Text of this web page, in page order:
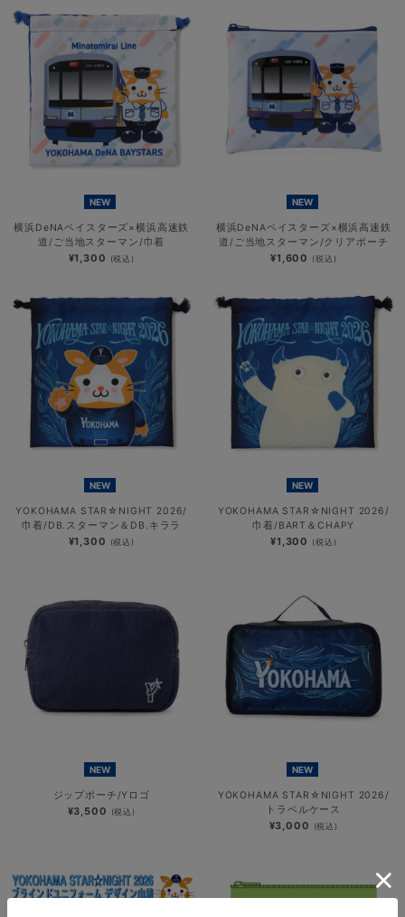
NEW
横浜DeNAベイスターズ×横浜高速鉄
道/ご当地スターマン/巾着
¥1,300 (税込)
NEW
横浜DeNAベイスターズ×横浜高速鉄
道/ご当地スターマン/クリアポーチ
¥1,600 (税込)
NEW
YOKOHAMA STAR☆NIGHT 2026/
巾着/DB.スターマン＆DB.キララ
¥1,300 (税込)
NEW
YOKOHAMA STAR☆NIGHT 2026/
巾着/BART＆CHAPY
¥1,300 (税込)
NEW
ジップポーチ/Yロゴ
¥3,500 (税込)
NEW
YOKOHAMA STAR☆NIGHT 2026/
トラベルケース
¥3,000 (税込)